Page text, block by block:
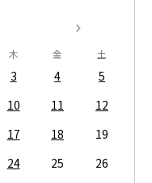
木 金 土
3 4
5
10 11
12
17 18
19
24 25
26